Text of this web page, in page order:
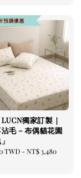
預購優惠
獨家訂製｜
毛－布偶貓花園
TWD - NT$ 3,480